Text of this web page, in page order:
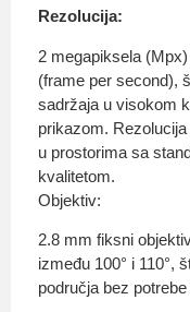
Rezolucija:
2 megapiksela
(frame per second),
sadržaja u visokom
prikazom.
u prostorima sa
kvalitetom.
Objektiv:
2.8 mm fiksni
između 100° i 110°,
područja bez